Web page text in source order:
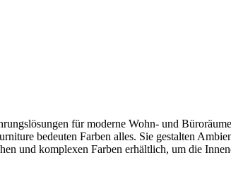
für moderne Wohn- und
bedeuten Farben alles. Sie gestalten
und komplexen Farben erhältlich, um die